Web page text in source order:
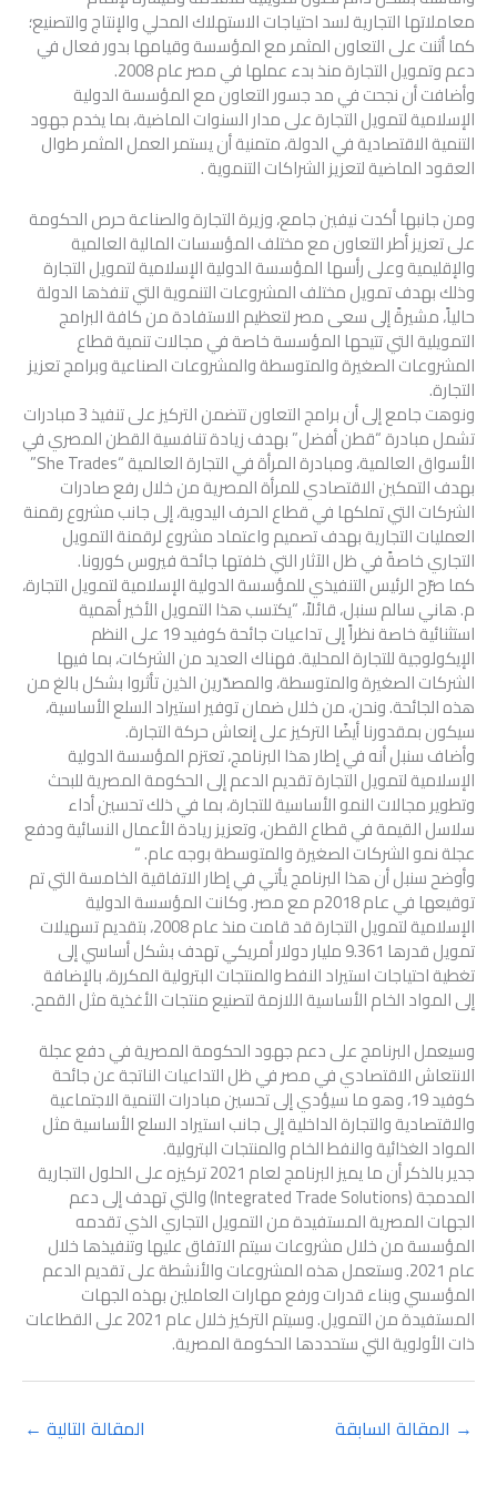
معاملاتها التجارية لسد احتياجات الاستهلاك المحلي والإنتاج والتصنيع؛
كما أثنت على التعاون المثمر مع المؤسسة وقيامها بدور فعال في
دعم وتمويل التجارة منذ بدء عملها في مصر عام 2008.
وأضافت أن نجحت في مد جسور التعاون مع المؤسسة الدولية
الإسلامية لتمويل التجارة على مدار السنوات الماضية، بما يخدم جهود
التنمية الاقتصادية في الدولة، متمنية أن يستمر العمل المثمر طوال
العقود الماضية لتعزيز الشراكات التنموية .
ومن جانبها أكدت نيفين جامع، وزيرة التجارة والصناعة حرص الحكومة
على تعزيز أطر التعاون مع مختلف المؤسسات المالية العالمية
والإقليمية وعلى رأسها المؤسسة الدولية الإسلامية لتمويل التجارة
وذلك بهدف تمويل مختلف المشروعات التنموية التي تنفذها الدولة
حالياً، مشيرةً إلى سعى مصر لتعظيم الاستفادة من كافة البرامج
التمويلية التي تتيحها المؤسسة خاصة في مجالات تنمية قطاع
المشروعات الصغيرة والمتوسطة والمشروعات الصناعية وبرامج تعزيز
التجارة.
ونوهت جامع إلى أن برامج التعاون تتضمن التركيز على تنفيذ 3 مبادرات
تشمل مبادرة “قطن أفضل” بهدف زيادة تنافسية القطن المصري في
الأسواق العالمية، ومبادرة المرأة في التجارة العالمية “She Trades”
بهدف التمكين الاقتصادي للمرأة المصرية من خلال رفع صادرات
الشركات التي تملكها في قطاع الحرف اليدوية، إلى جانب مشروع رقمنة
العمليات التجارية بهدف تصميم واعتماد مشروع لرقمنة التمويل
التجاري خاصةً في ظل الآثار التي خلفتها جائحة فيروس كورونا.
كما صرّح الرئيس التنفيذي للمؤسسة الدولية الإسلامية لتمويل التجارة،
م. هاني سالم سنبل، قائلاً، “يكتسب هذا التمويل الأخير أهمية
استثنائية خاصة نظراً إلى تداعيات جائحة كوفيد 19 على النظم
الإيكولوجية للتجارة المحلية. فهناك العديد من الشركات، بما فيها
الشركات الصغيرة والمتوسطة، والمصدّرين الذين تأثروا بشكل بالغ من
هذه الجائحة. ونحن، من خلال ضمان توفير استيراد السلع الأساسية،
سيكون بمقدورنا أيضًا التركيز على إنعاش حركة التجارة.
وأضاف سنبل أنه في إطار هذا البرنامج، تعتزم المؤسسة الدولية
الإسلامية لتمويل التجارة تقديم الدعم إلى الحكومة المصرية للبحث
وتطوير مجالات النمو الأساسية للتجارة، بما في ذلك تحسين أداء
سلاسل القيمة في قطاع القطن، وتعزيز ريادة الأعمال النسائية ودفع
عجلة نمو الشركات الصغيرة والمتوسطة بوجه عام. “
وأوضح سنبل أن هذا البرنامج يأتي في إطار الاتفاقية الخامسة التي تم
توقيعها في عام 2018م مع مصر. وكانت المؤسسة الدولية
الإسلامية لتمويل التجارة قد قامت منذ عام 2008، بتقديم تسهيلات
تمويل قدرها 9.361 مليار دولار أمريكي تهدف بشكل أساسي إلى
تغطية احتياجات استيراد النفط والمنتجات البترولية المكررة، بالإضافة
إلى المواد الخام الأساسية اللازمة لتصنيع منتجات الأغذية مثل القمح.
وسيعمل البرنامج على دعم جهود الحكومة المصرية في دفع عجلة
الانتعاش الاقتصادي في مصر في ظل التداعيات الناتجة عن جائحة
كوفيد 19، وهو ما سيؤدي إلى تحسين مبادرات التنمية الاجتماعية
والاقتصادية والتجارة الداخلية إلى جانب استيراد السلع الأساسية مثل
المواد الغذائية والنفط الخام والمنتجات البترولية.
جدير بالذكر أن ما يميز البرنامج لعام 2021 تركيزه على الحلول التجارية
المدمجة (Integrated Trade Solutions) والتي تهدف إلى دعم
الجهات المصرية المستفيدة من التمويل التجاري الذي تقدمه
المؤسسة من خلال مشروعات سيتم الاتفاق عليها وتنفيذها خلال
عام 2021. وستعمل هذه المشروعات والأنشطة على تقديم الدعم
المؤسسي وبناء قدرات ورفع مهارات العاملين بهذه الجهات
المستفيدة من التمويل. وسيتم التركيز خلال عام 2021 على القطاعات
ذات الأولوية التي ستحددها الحكومة المصرية.
→ المقالة السابقة المقالة التالية ←